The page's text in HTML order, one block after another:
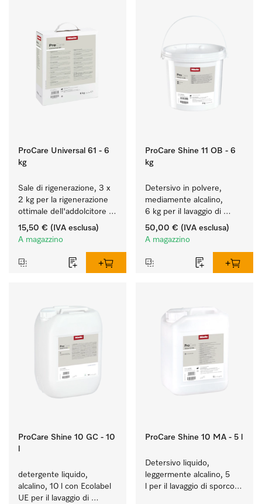
ProCare Universal 61 - 6
kg
Sale di rigenerazione, 3 x
2 kg per la rigenerazione
ottimale dell'addolcitore
interno.
15,50 € (IVA esclusa)
A magazzino
ProCare Shine 11 OB - 6
kg
Detersivo in polvere,
mediamente alcalino,
6 kg per il lavaggio di
stoviglie, posate e
bicchieri molto sporchi.
50,00 € (IVA esclusa)
A magazzino
ProCare Shine 10 GC - 10
detergente liquido,
alcalino, 10 l con Ecolabel
UE per il lavaggio di
ProCare Shine 10 MA - 5 l
Detersivo liquido,
leggermente alcalino, 5
l per il lavaggio di sporco